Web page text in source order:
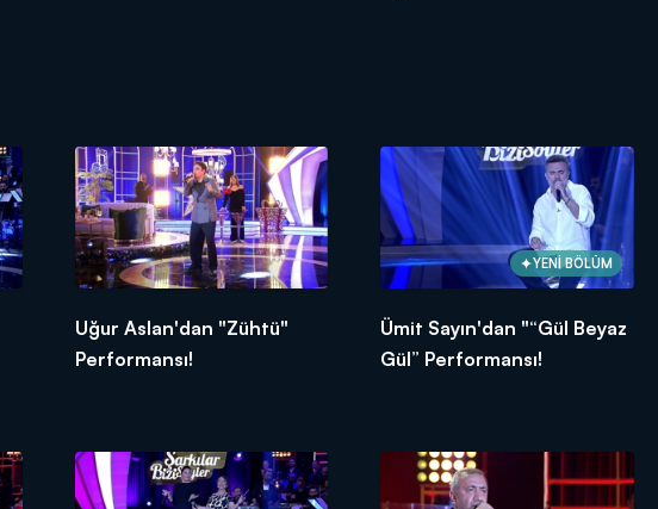
Uğur Aslan'dan "Zühtü"
Performansı!
YENİ BÖLÜM
Ümit Sayın'dan "“Gül Beyaz
Gül” Performansı!